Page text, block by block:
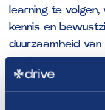
learning te
kennis en
duurzaamheid
winactie: iedere
een Bol.com